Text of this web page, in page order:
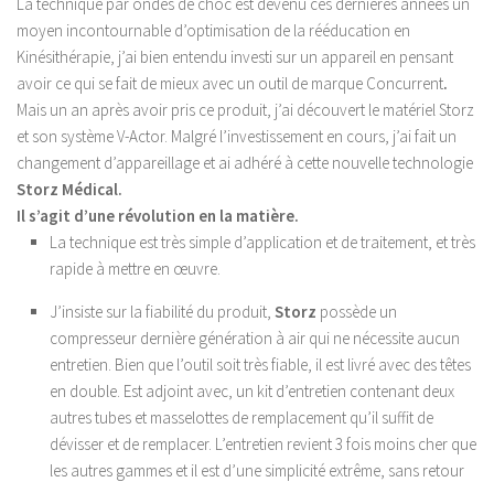
Luxations
Les Pathologies Spécifiques
Le Haut Niveau
Handi Sport & Handicap
Actu Santé
Bien-être & Santé
Sophrologie
Bien-être & Relaxation
Nutrition et Santé
Programmes Nutrition
Les Diètes Spécifiques
La Monodiète
moyen incontournable d’optimisation de la rééducation en
Kinésithérapie, j’ai bien entendu investi sur un appareil en pensant
avoir ce qui se fait de mieux avec un outil de marque Concurrent.
Mais un an après avoir pris ce produit, j’ai découvert le matériel Storz
et son système V-Actor. Malgré l’investissement en cours, j’ai fait un
changement d’appareillage et ai adhéré à cette nouvelle technologie
Storz Médical.
Il s’agit d’une révolution en la matière.
La technique est très simple d’application et de traitement, et très
rapide à mettre en œuvre.
J’insiste sur la fiabilité du produit, Storz possède un
compresseur dernière génération à air qui ne nécessite aucun
entretien. Bien que l’outil soit très fiable, il est livré avec des têtes
en double. Est adjoint avec, un kit d’entretien contenant deux
autres tubes et masselottes de remplacement qu’il suffit de
dévisser et de remplacer. L’entretien revient 3 fois moins cher que
les autres gammes et il est d’une simplicité extrême, sans retour